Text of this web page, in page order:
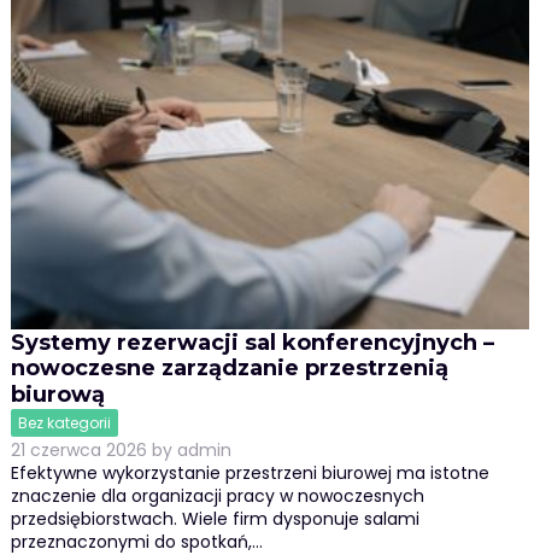
Systemy rezerwacji sal konferencyjnych –
nowoczesne zarządzanie przestrzenią
biurową
Bez kategorii
21 czerwca 2026 by admin
Efektywne wykorzystanie przestrzeni biurowej ma istotne
znaczenie dla organizacji pracy w nowoczesnych
przedsiębiorstwach. Wiele firm dysponuje salami
przeznaczonymi do spotkań,…